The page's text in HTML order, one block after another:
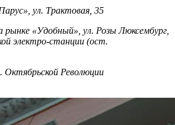
ул. Трактовая, 35
рынке «Удобный», ул. Розы Люксембург,
электро-станции (ост.
Октябрьской Революции